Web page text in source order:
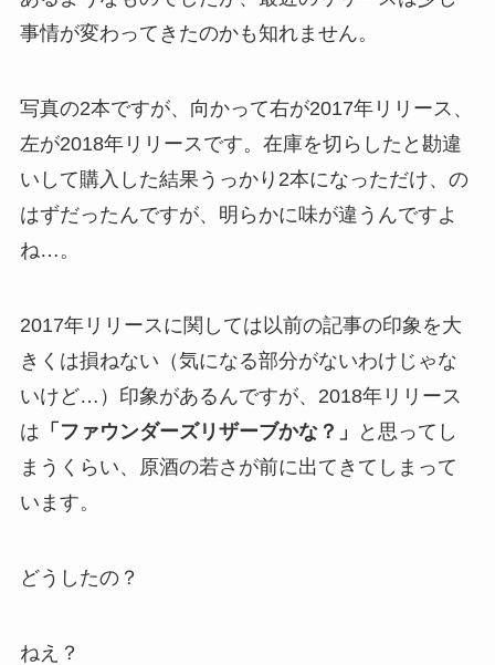
事情が変わってきたのかも知れません。
写真の2本ですが、向かって右が2017年リリース、
左が2018年リリースです。在庫を切らしたと勘違
いして購入した結果うっかり2本になっただけ、の
はずだったんですが、明らかに味が違うんですよ
ね…。
2017年リリースに関しては以前の記事の印象を大
きくは損ねない（気になる部分がないわけじゃな
いけど…）印象があるんですが、2018年リリース
は 「ファウンダーズリザーブかな？」
と思ってし
まうくらい、原酒の若さが前に出てきてしまって
います。
どうしたの？
ねえ？